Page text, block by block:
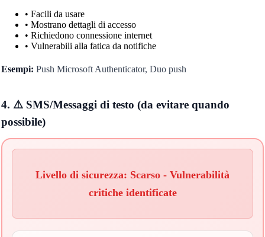
• Facili da usare
• Mostrano dettagli di accesso
• Richiedono connessione internet
• Vulnerabili alla fatica da notifiche
Esempi: Push Microsoft Authenticator, Duo push
4. ⚠️ SMS/Messaggi di testo (da evitare quando
possibile)
Livello di sicurezza: Scarso - Vulnerabilità
critiche identificate